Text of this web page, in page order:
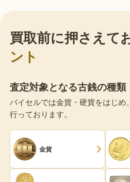
買取前に押さえて
ント
査定対象となる古銭の種類
バイセルでは金貨・硬貨をはじめ
行っております。
金貨